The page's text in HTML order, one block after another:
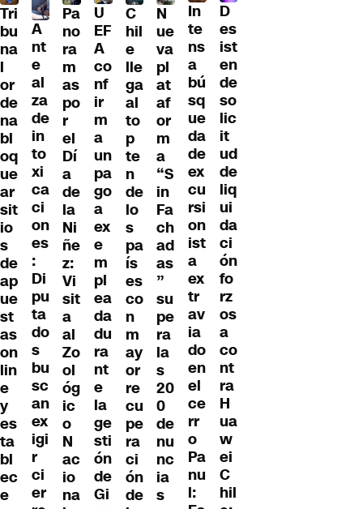
Tri
bu
na
l
or
de
na
bl
oq
ue
ar
sit
io
s
de
ap
ue
st
as
on
lin
e
y
es
ta
bl
ec
e
A
nt
e
al
za
de
in
to
xi
ca
ci
on
es
:
Di
pu
ta
do
s
bu
sc
an
ex
igi
r
ci
er
Pa
no
ra
m
as
po
r
el
Dí
a
de
la
Ni
ñe
z:
Vi
sit
a
al
Zo
ol
óg
ic
o
N
ac
io
na
U
EF
A
co
nf
ir
m
a
un
pa
go
a
ex
e
m
pl
ea
da
du
ra
nt
e
la
ge
sti
ón
de
Gi
C
hil
e
lle
ga
al
to
p
te
n
de
lo
s
pa
ís
es
co
n
m
ay
or
re
cu
pe
ra
ci
ón
de
N
ue
va
pl
at
af
or
m
a
“S
in
Fa
ch
ad
as
”
su
pe
ra
la
s
20
0
de
nu
nc
ia
s
In
te
ns
a
bú
sq
ue
da
de
ex
cu
rsi
on
ist
a
ex
tr
av
ia
do
en
el
ce
rr
o
Pa
nu
l:
D
es
ist
en
de
so
lic
it
ud
de
liq
ui
da
ci
ón
fo
rz
os
a
co
nt
ra
H
ua
w
ei
C
hil